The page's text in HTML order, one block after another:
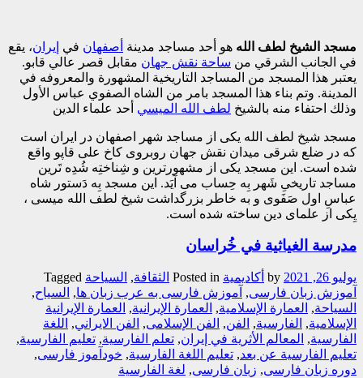
مسجد الشيخ لطف الله هو أحد مساجد مدينة أصفهان في إيران، يقع
في الجانب الشرقي من ساحة نقش جهان مقابل قصر عالي قابو.
يعتبر هذا المسجد من المساجد التاريخية المشهورة والمعروفه في
المدينة. وتم بناء هذا المسجد بامر من الشاه الصفوي عباس الأول
وذلك احتفاء منه بالشيخ لطف الله الميسي أحد علماء الدين
مسجد شیخ لطف الله یکی از مساجد شهر اصفهان در ایران است
که در ضلع شرقی میدان نقش جهان روبروی کاخ علی قاپو واقع
شده است. این مسجد یکی از مشهورترین و شِناختِه شُدِه تَرین
مساجد تاریخیِ شَهر بِه حِساب می آیَد. این مسجد بِه دَستور شاه
عباسِ اول صَفَوی و به خاطر بزرگداشت شیخ لطف الله میسی ،
یِکی از علمای دین ساخته شده است.
مدرسة الغیاثیة في خُراسان
يوليو 26, 2021 أکادیمیة Posted in الثقافة, السیاحة Tagged
آموزش زبان فارسی, آموزش فارسی به عرب زبان ها, السیاح,
السیاحة, العمارة الإسلامیة, العمارة الإیرانیة, العمارة الإیرانیة
الإسلامیة, الفارسیة, الفن, الفن الإسلامی, الفن الایراني, اللغة
الفارسیة, المعالم الأثریة في إیران, تعلم الفارسیة, تعلیم الفارسیة,
تعلیم الفارسیة عن بعد, تعلیم اللغة الفارسیة, خودآموز فارسی,
دوره زبان فارسی, زبان فارسی, لغة الفارسیة